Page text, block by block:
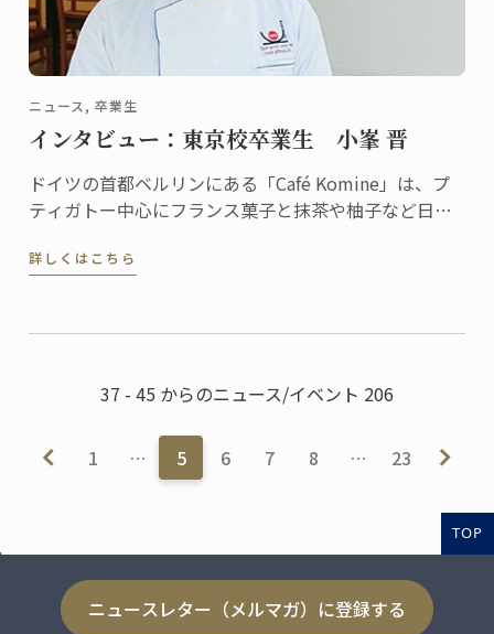
ニュース, 卒業生
インタビュー：東京校卒業生 小峯 晋
ドイツの首都ベルリンにある「Café Komine」は、プ
ティガトー中心にフランス菓子と抹茶や柚子など日本
で評判のカフェ。オーナーパティシエの小峯晋さん
詳しくはこちら
37 - 45 からのニュース/イベント 206
1 … 5 6 7 8 … 23
TOP
ニュースレター（メルマガ）に登録する